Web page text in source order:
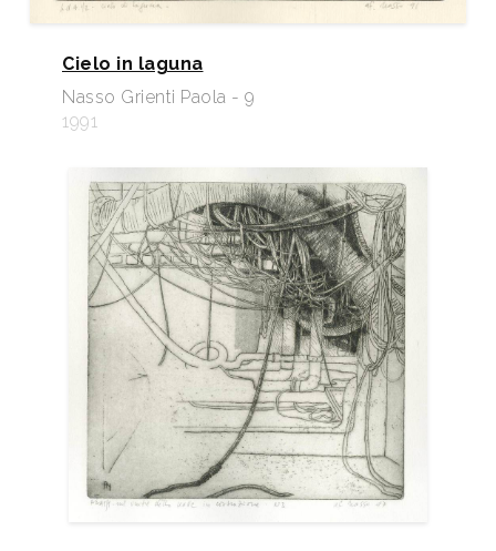
Cielo in laguna
Nasso Grienti Paola - 9
1991